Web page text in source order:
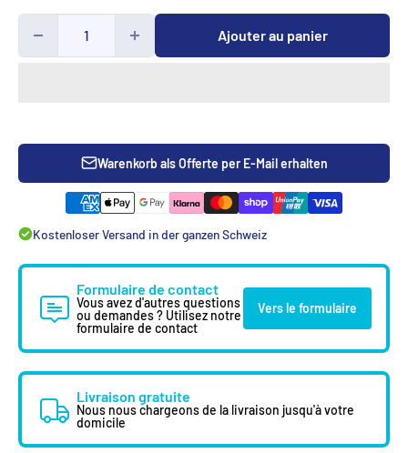
Ajouter au panier
Warenkorb als Offerte per E-Mail erhalten
Kostenloser Versand in der ganzen Schweiz
Formulaire de contact
Vous avez d'autres questions
ou demandes ? Utilisez notre
formulaire de contact
Vers le formulaire
Livraison gratuite
Nous nous chargeons de la livraison jusqu'à votre
domicile